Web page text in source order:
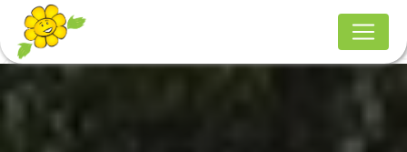
Panneau de gestion des cookies